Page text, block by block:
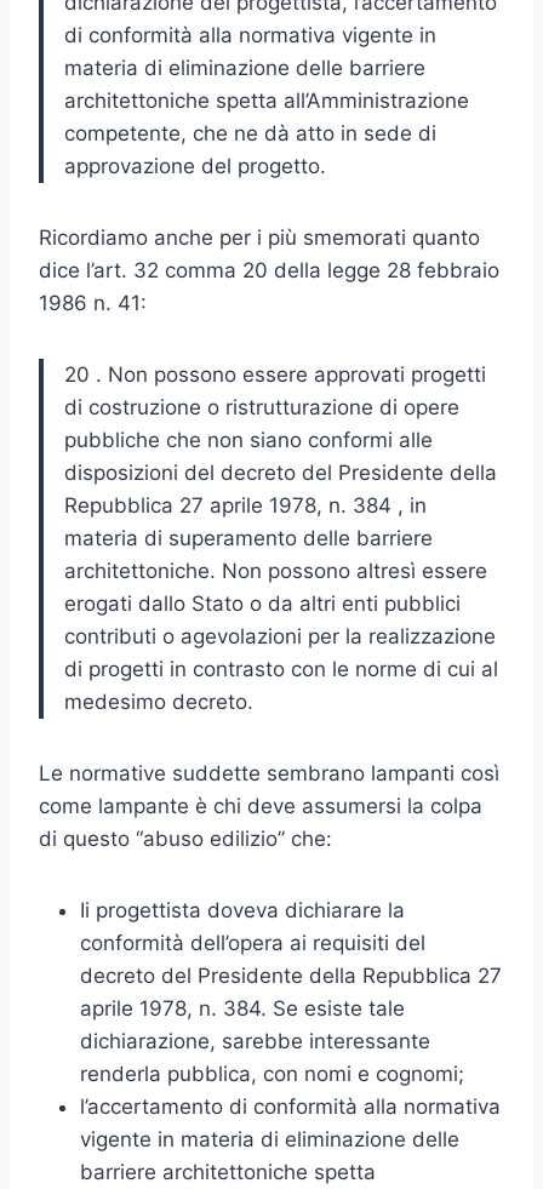
di conformità alla normativa vigente in
materia di eliminazione delle barriere
architettoniche spetta all’Amministrazione
competente, che ne dà atto in sede di
approvazione del progetto.
Ricordiamo anche per i più smemorati quanto
dice l’art. 32 comma 20 della legge 28 febbraio
1986 n. 41:
20 . Non possono essere approvati progetti
di costruzione o ristrutturazione di opere
pubbliche che non siano conformi alle
disposizioni del decreto del Presidente della
Repubblica 27 aprile 1978, n. 384 , in
materia di superamento delle barriere
architettoniche. Non possono altresì essere
erogati dallo Stato o da altri enti pubblici
contributi o agevolazioni per la realizzazione
di progetti in contrasto con le norme di cui al
medesimo decreto.
Le normative suddette sembrano lampanti così
come lampante è chi deve assumersi la colpa
di questo “abuso edilizio” che:
Ii progettista doveva dichiarare la
conformità dell’opera ai requisiti del
decreto del Presidente della Repubblica 27
aprile 1978, n. 384. Se esiste tale
dichiarazione, sarebbe interessante
renderla pubblica, con nomi e cognomi;
l’accertamento di conformità alla normativa
vigente in materia di eliminazione delle
barriere architettoniche spetta